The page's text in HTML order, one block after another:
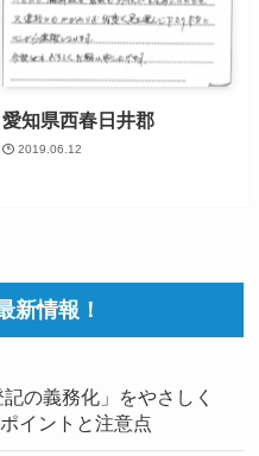
愛知県西春日井郡
2019.06.12
新情報！
の義務化」をやさしく
イントと注意点